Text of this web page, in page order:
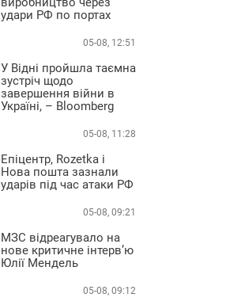
удари РФ по портах
05-08, 12:51
У Відні пройшла таємна
зустріч щодо
завершення війни в
Україні, – Bloomberg
05-08, 11:28
Епіцентр, Rozetka і
Нова пошта зазнали
ударів під час атаки РФ
05-08, 09:21
МЗС відреагувало на
нове критичне інтерв’ю
Юлії Мендель
05-08, 09:12